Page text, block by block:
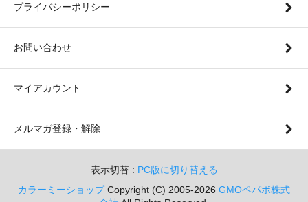
プライバシーポリシー
お問い合わせ
マイアカウント
メルマガ登録・解除
表示切替 : PC版に切り替える
カラーミーショップCopyright (C) 2005-2026 GMOペパボ株式